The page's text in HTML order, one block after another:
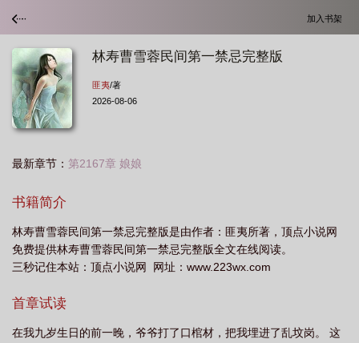
加入书架
林寿曹雪蓉民间第一禁忌完整版
匪夷/著
2026-08-06
最新章节： 第2167章 娘娘
书籍简介
林寿曹雪蓉民间第一禁忌完整版是由作者：匪夷所著，顶点小说网
免费提供林寿曹雪蓉民间第一禁忌完整版全文在线阅读。
三秒记住本站：顶点小说网 网址：www.223wx.com
首章试读
在我九岁生日的前一晚，爷爷打了口棺材，把我埋进了乱坟岗。 这